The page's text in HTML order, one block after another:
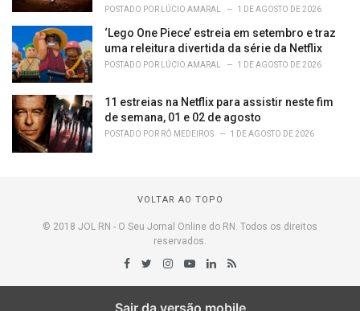
POSTADO POR LÚCIO AMARAL 1 DE AGOSTO DE 2026
‘Lego One Piece’ estreia em setembro e traz
uma releitura divertida da série da Netflix
POSTADO POR LÚCIO AMARAL 1 DE AGOSTO DE 2026
11 estreias na Netflix para assistir neste fim
de semana, 01 e 02 de agosto
POSTADO POR RÔ MEDEIROS 1 DE AGOSTO DE 2026
VOLTAR AO TOPO
© 2018 JOL RN - O Seu Jornal Online do RN. Todos os direitos
reservados.